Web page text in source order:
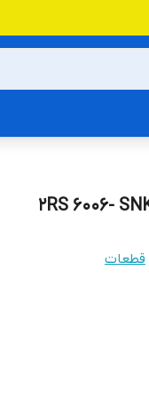
قطعات